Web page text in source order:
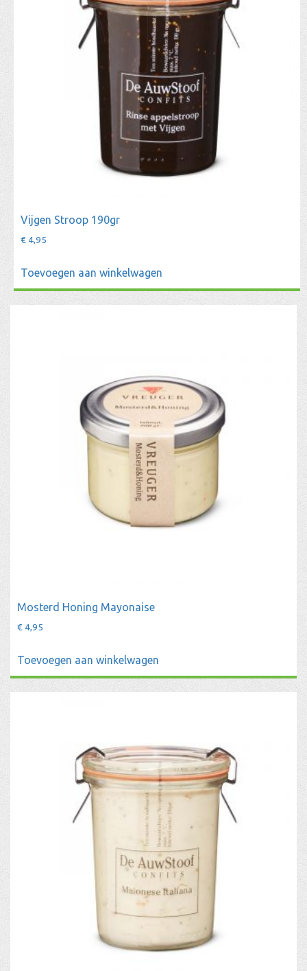
Vijgen Stroop 190gr
€ 4,95
Toevoegen aan winkelwagen
Mosterd Honing Mayonaise
€ 4,95
Toevoegen aan winkelwagen